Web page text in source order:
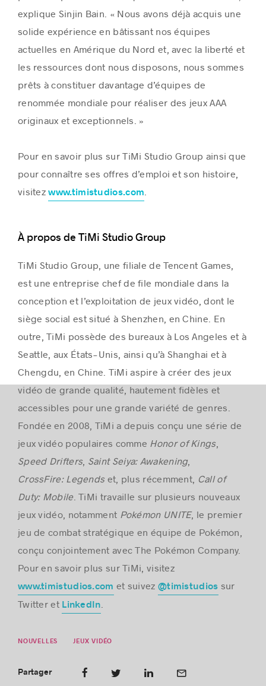
explique Sinjin Bain. « Nous avons déjà acquis une
solide expérience en bâtissant nos équipes
actuelles en Amérique du Nord et, avec la liberté et
les ressources dont nous disposons, nous sommes
prêts à constituer davantage d’équipes de
renommée mondiale pour réaliser des jeux AAA
originaux et exceptionnels. »
Pour en savoir plus sur TiMi Studio Group ainsi que
pour connaître ses offres d’emploi et son histoire,
visitezwww.timistudios.com
À propos de TiMi Studio Group
TiMi Studio Group, une filiale de Tencent Games,
est une entreprise chef de file mondiale dans la
conception et l’exploitation de jeux vidéo, dont le
siège social est situé à Shenzhen, en Chine. En
outre, TiMi possède des bureaux à Los Angeles et à
Seattle, aux États-Unis, ainsi qu’à Shanghai et à
Chengdu, en Chine. TiMi aspire à créer des jeux
vidéo de grande qualité, hautement fidèles et
accessibles pour une grande variété de genres.
Fondée en 2008, TiMi a depuis conçu une série de
jeux vidéo populaires comme Honor of Kings
Speed Drifters Saint Seiya: Awakening,
CrossFire: Legends et, plus récemment, Call of
Duty: Mobile . TiMi travaille sur plusieurs nouveaux
jeux vidéo, notamment Pokémon UNITE, le premier
jeu de combat stratégique en équipe de Pokémon,
conçu conjointement avec The Pokémon Company.
Pour en savoir plus sur TiMi, visitez
www.timistudios.com et suivez @timistudios sur
Twitter et LinkedIn
NOUVELLES JEUX VIDÉO
Partager